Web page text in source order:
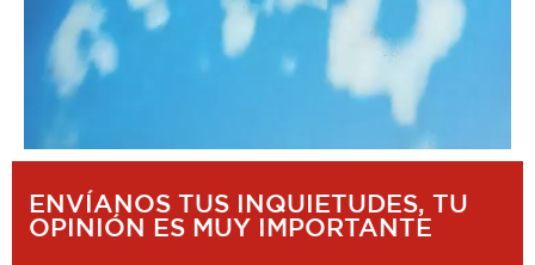
ENVÍANOS TUS INQUIETUDES, TU
OPINIÓN ES MUY IMPORTANTE